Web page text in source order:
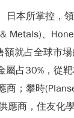
日本所掌控，
Metals)、
額就占全球市
屬占30%，從
商；攀時
應商，住友化